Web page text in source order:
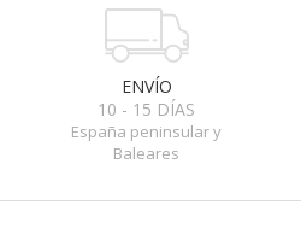
ENVÍO
10 - 15 DÍAS
España peninsular y
Baleares